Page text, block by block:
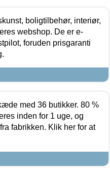
boligtilbehør, interiør,
webshop. De er e-
foruden prisgaranti
med 36 butikker. 80 %
inden for 1 uge, og
fabrikken. Klik her for at